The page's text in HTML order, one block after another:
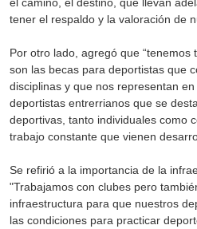
tener el respaldo y la valoración de
Por otro lado, agregó que
son las becas para deportistas que
disciplinas y que nos representan
deportistas entrerrianos que se
deportivas, tanto individuales como
trabajo constante que vienen
Se refirió a la importancia de la
"Trabajamos con clubes pero
infraestructura para que nuestros
las condiciones para practicar